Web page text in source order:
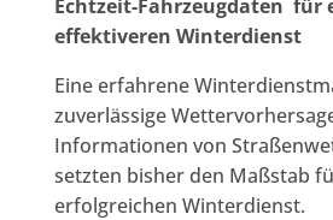
Echtzeit-Fahrzeugdaten für
effektiveren Winterdienst
Eine erfahrene
zuverlässige
Informationen von
setzten bisher den Maßstab
erfolgreichen Winterdienst.